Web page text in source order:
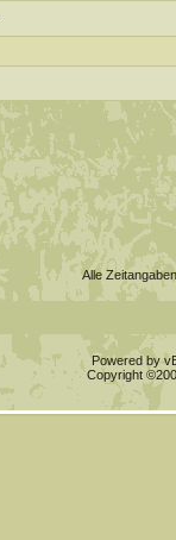
Alle
Powered by
Copyright